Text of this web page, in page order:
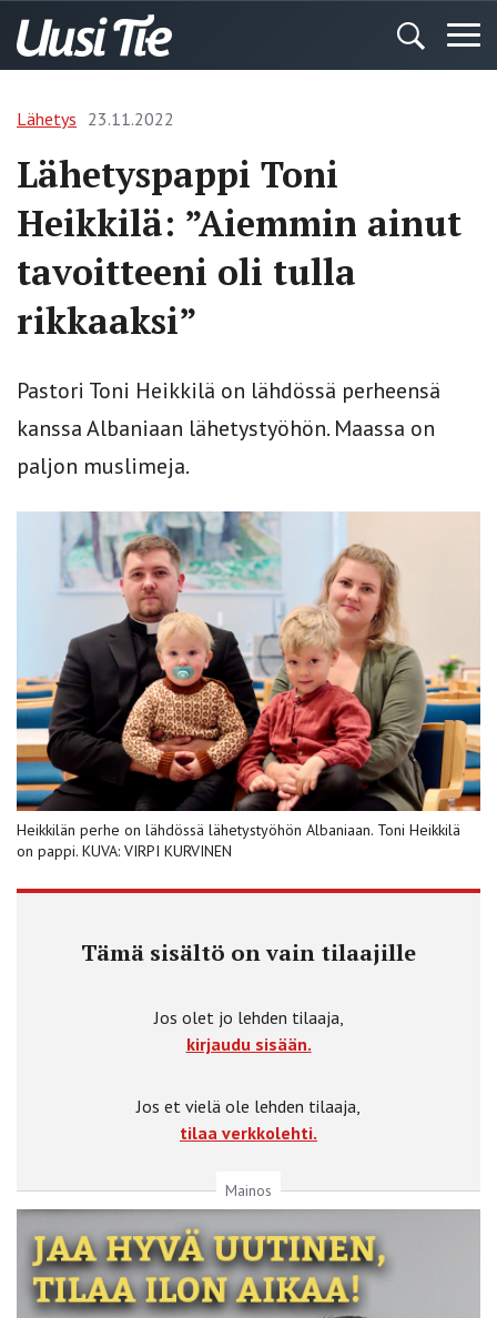
Lähetys 23.11.2022
Lähetyspappi Toni
Heikkilä: ”Aiemmin ainut
tavoitteeni oli tulla
rikkaaksi”
Pastori Toni Heikkilä on lähdössä perheensä
kanssa Albaniaan lähetystyöhön. Maassa on
paljon muslimeja.
Heikkilän perhe on lähdössä lähetystyöhön Albaniaan. Toni Heikkilä
on pappi. KUVA: VIRPI KURVINEN
Tämä sisältö on vain tilaajille
Jos olet jo lehden tilaaja,
kirjaudu sisään.
Jos et vielä ole lehden tilaaja,
tilaa verkkolehti.
Mainos